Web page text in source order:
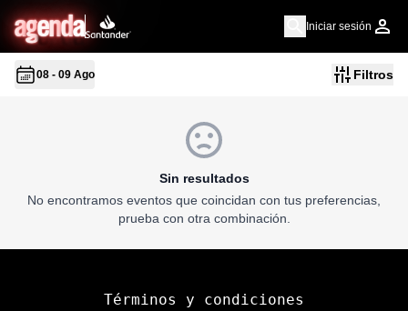
agenda Iniciar sesión
08 - 09 Ago Filtros
Sin resultados
No encontramos eventos que coincidan con tus preferencias,
prueba con otra combinación.
Términos y condiciones